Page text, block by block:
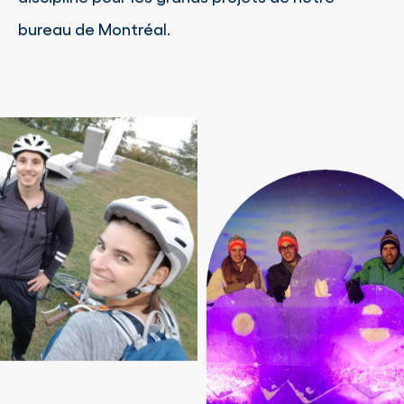
bureau de Montréal.